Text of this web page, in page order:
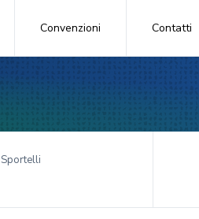
Convenzioni Contatti
Sportelli